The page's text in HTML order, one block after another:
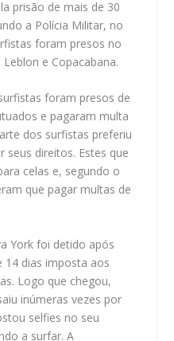
prisão de mais de 30
a Polícia Militar, no
foram presos no
e Copacabana.
foram presos de
e pagaram multa
dos surfistas preferiu
seus direitos. Estes que
celas e, segundo o
que pagar multas de
York foi detido após
14 dias imposta aos
Logo que chegou,
inúmeras vezes por
selfies no seu
a surfar. A